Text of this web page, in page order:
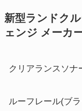
新型ランドク
ェンジ メーカ
クリアランスソ
ルーフレール(ブ